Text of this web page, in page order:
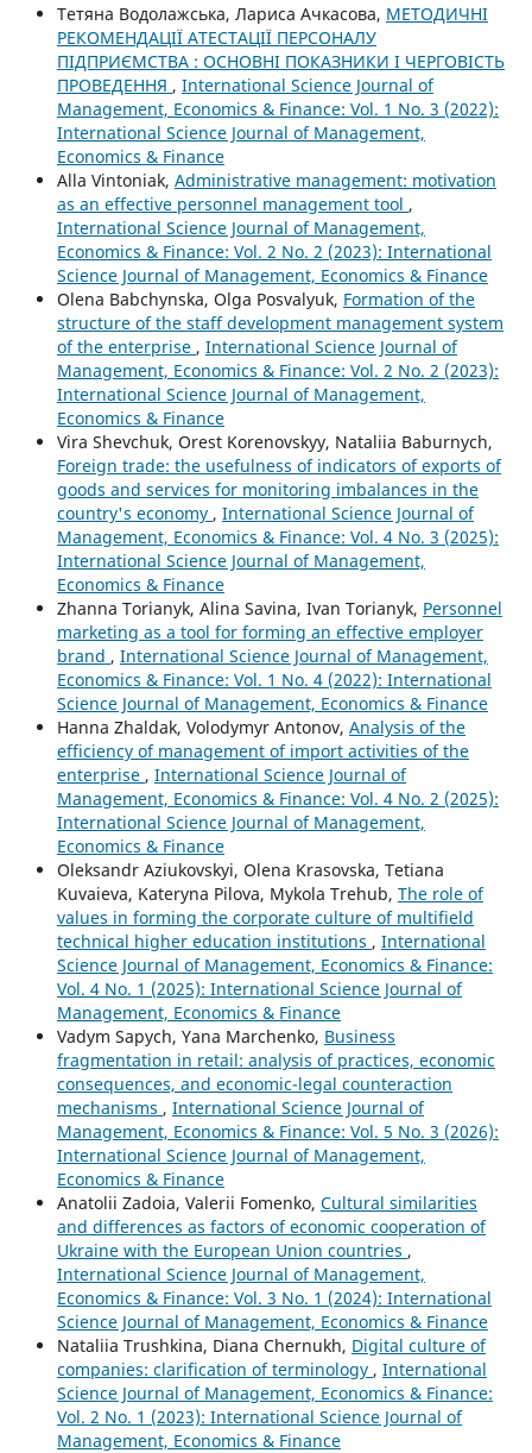
Тетяна Водолажська, Лариса Ачкасова, МЕТОДИЧНІ
РЕКОМЕНДАЦІЇ АТЕСТАЦІЇ ПЕРСОНАЛУ
ПІДПРИЄМСТВА : ОСНОВНІ ПОКАЗНИКИ І ЧЕРГОВІСТЬ
ПРОВЕДЕННЯ , International Science Journal of
Management, Economics & Finance: Vol. 1 No. 3 (2022):
International Science Journal of Management,
Economics & Finance
Alla Vintoniak, Administrative management: motivation
as an effective personnel management tool ,
International Science Journal of Management,
Economics & Finance: Vol. 2 No. 2 (2023): International
Science Journal of Management, Economics & Finance
Olena Babchynska, Olga Posvalyuk, Formation of the
structure of the staff development management system
of the enterprise , International Science Journal of
Management, Economics & Finance: Vol. 2 No. 2 (2023):
International Science Journal of Management,
Economics & Finance
Vira Shevchuk, Orest Korenovskyy, Nataliia Baburnych,
Foreign trade: the usefulness of indicators of exports of
goods and services for monitoring imbalances in the
country's economy , International Science Journal of
Management, Economics & Finance: Vol. 4 No. 3 (2025):
International Science Journal of Management,
Economics & Finance
Zhanna Torianyk, Alina Savina, Ivan Torianyk, Personnel
marketing as a tool for forming an effective employer
brand , International Science Journal of Management,
Economics & Finance: Vol. 1 No. 4 (2022): International
Science Journal of Management, Economics & Finance
Hanna Zhaldak, Volodymyr Antonov, Analysis of the
efficiency of management of import activities of the
enterprise , International Science Journal of
Management, Economics & Finance: Vol. 4 No. 2 (2025):
International Science Journal of Management,
Economics & Finance
Oleksandr Aziukovskyi, Olena Krasovska, Tetiana
Kuvaieva, Kateryna Pilova, Mykola Trehub, The role of
values in forming the corporate culture of multifield
technical higher education institutions , International
Science Journal of Management, Economics & Finance:
Vol. 4 No. 1 (2025): International Science Journal of
Management, Economics & Finance
Vadym Sapych, Yana Marchenko, Business
fragmentation in retail: analysis of practices, economic
consequences, and economic-legal counteraction
mechanisms , International Science Journal of
Management, Economics & Finance: Vol. 5 No. 3 (2026):
International Science Journal of Management,
Economics & Finance
Anatolii Zadoia, Valerii Fomenko, Cultural similarities
and differences as factors of economic cooperation of
Ukraine with the European Union countries ,
International Science Journal of Management,
Economics & Finance: Vol. 3 No. 1 (2024): International
Science Journal of Management, Economics & Finance
Nataliia Trushkina, Diana Chernukh, Digital culture of
companies: clarification of terminology , International
Science Journal of Management, Economics & Finance:
Vol. 2 No. 1 (2023): International Science Journal of
Management, Economics & Finance